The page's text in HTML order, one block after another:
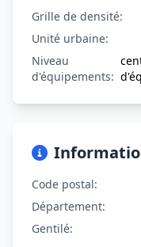
Grille de densité:
Unité urbaine:
Niveau
d'équipements:
Code postal:
Département:
Gentilé: